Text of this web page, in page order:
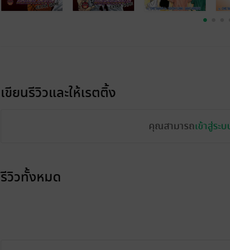
เขียนรีวิวและให้เรตติ้ง
คุณสามารถเข้าสู่ระ
รีวิวทั้งหมด